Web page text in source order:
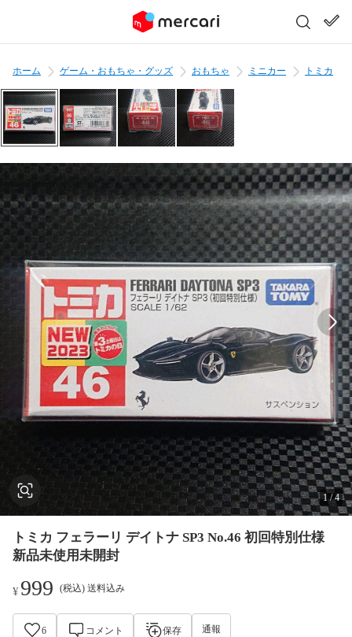
ホーム ゲーム・おもちゃ・グッズ おもちゃ ミニカー トミカ
1/4
トミカ フェラーリ デイトナ SP3 No.46 初回特別仕様
新品未使用未開封
¥999 (税込) 送料込み
6 コメント 保存 通報